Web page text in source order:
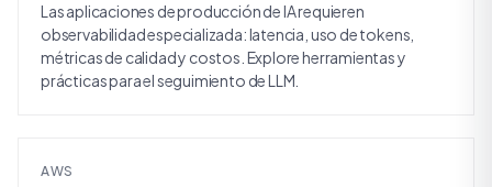
Las aplicaciones de producción de IA requieren
observabilidad especializada: latencia, uso de tokens,
métricas de calidad y costos. Explore herramientas y
prácticas para el seguimiento de LLM.
AWS